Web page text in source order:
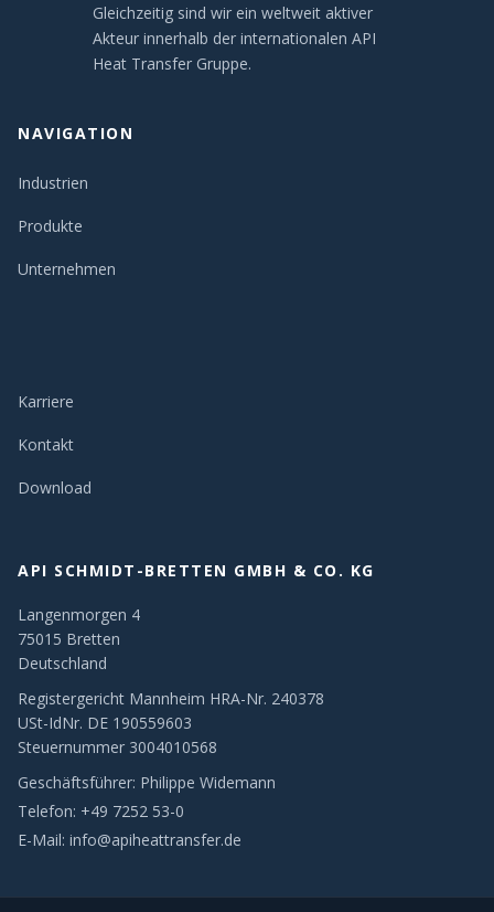
Gleichzeitig sind wir ein weltweit aktiver
Akteur innerhalb der internationalen API
Heat Transfer Gruppe.
NAVIGATION
Industrien
Produkte
Unternehmen
Karriere
Kontakt
Download
API SCHMIDT-BRETTEN GMBH & CO. KG
Langenmorgen 4
75015 Bretten
Deutschland
Registergericht Mannheim HRA-Nr. 240378
USt-IdNr. DE 190559603
Steuernummer 3004010568
Geschäftsführer: Philippe Widemann
Telefon: +49 7252 53-0
E-Mail: info@apiheattransfer.de